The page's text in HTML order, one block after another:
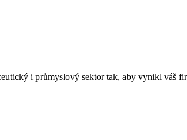
i průmyslový sektor tak, aby vynikl váš